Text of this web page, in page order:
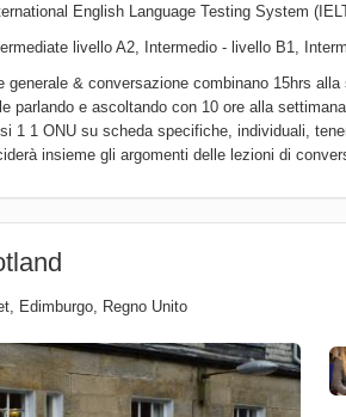
English Language Testing System
livello A2, Intermedio - livello B1,
generale & conversazione combinano 15hrs
parlando e ascoltando con 10 ore alla
1 1 ONU su scheda specifiche, individuali,
insieme gli argomenti delle lezioni di
Edimburgo Regno Unito